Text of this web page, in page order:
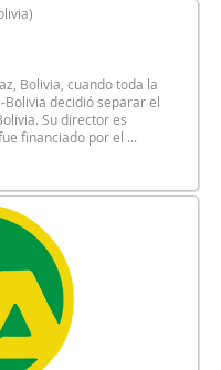
Bolivia, cuando toda la
Bolivia decidió separar el
Su director es
financiado por el ...